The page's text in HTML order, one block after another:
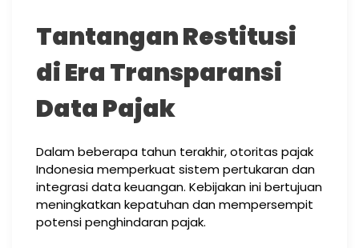
Tantangan Restitusi
di Era Transparansi
Data Pajak
Dalam beberapa tahun terakhir, otoritas pajak
Indonesia memperkuat sistem pertukaran dan
integrasi data keuangan. Kebijakan ini bertujuan
meningkatkan kepatuhan dan mempersempit
potensi penghindaran pajak.